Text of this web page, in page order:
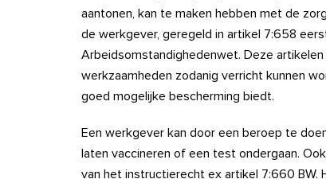
aantonen, kan te maken hebben met de
de werkgever, geregeld in artikel 7:658
Arbeidsomstandighedenwet. Deze
werkzaamheden zodanig verricht kunnen
goed mogelijke bescherming biedt.
Een werkgever kan door een beroep te
laten vaccineren of een test ondergaan.
van het instructierecht ex artikel 7:660 BW.